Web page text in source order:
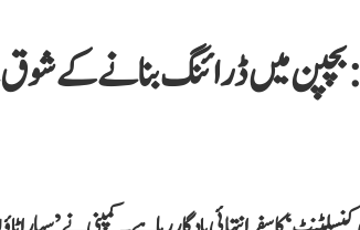
ہم ہیں کامیاب-15: بچپن میں ڈرائنگ